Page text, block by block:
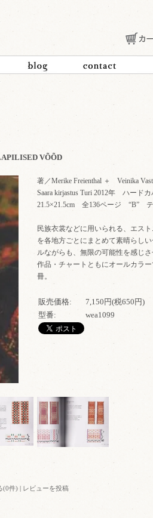
VÕÕD
著／Merike Freienthal ＋ Veinika
Saara kirjastus Turi 2012年 ハードカ
21.5×21.5cm 全136ページ “B”
民族衣裳などに用いられる、エス
を各地方ごとにまとめて素晴らし
ルながらも、無限の可能性を感じ
作品・チャートともにオールカラ
冊。
販売価格:
7,150円(税650円)
型番:
wea1099
(0件) | レビューを投稿